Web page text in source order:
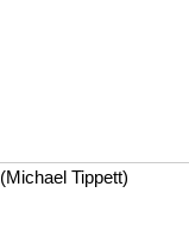
(Michael Tippett)